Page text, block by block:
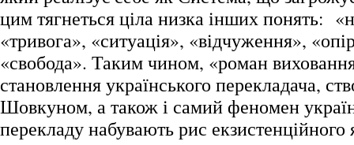
цим тягнеться ціла низка інших понять:
«тривога», «ситуація», «відчуження»,
«свобода». Таким чином, «роман
становлення українського перекладача,
Шовкуном, а також і самий феномен
перекладу набувають рис